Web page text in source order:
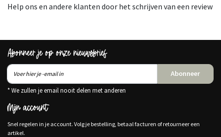
Help ons en andere klanten door het schrijven van een review
Abonneer je op onze nieuwsbrief
Abonneer
* We zullen je email nooit delen met anderen
Mijn account
Snel regelen in je account. Volg je bestelling, betaal facturen of retourneer een
artikel.